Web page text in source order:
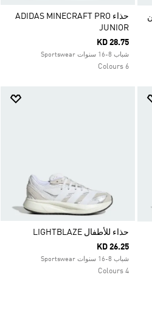
حذاء ADIDAS MINECRAFT PRO
JUNIOR
KD 28.75
شباب 8-16 سنوات Sportswear
6 Colours
حذاء للأطفال LIGHTBLAZE
KD 26.25
شباب 8-16 سنوات Sportswear
4 Colours